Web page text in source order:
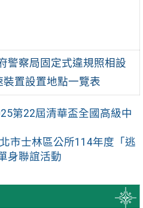
警察局固定式違規照相設
置設置地點一覽表
第22屆清華盃全國高級中
市士林區公所114年度「逃
身聯誼活動